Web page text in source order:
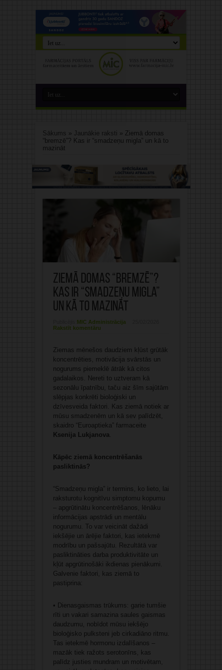
Sākums » Jaunākie raksti » Ziemā domas
“bremzē”? Kas ir “smadzeņu migla” un kā to
mazināt
Ziemā domas “bremzē”?
Kas ir “smadzeņu migla”
un kā to mazināt
MIC Administrācija
Rakstīt komentāru
Ziemas mēnešos daudziem kļūst grūtāk
koncentrēties, motivācija svārstās un
nogurums piemeklē ātrāk kā citos
gadalaikos. Nereti to uztveram kā
sezonālu īpatnību, taču aiz šīm sajūtām
slēpjas konkrēti bioloģiski un
dzīvesveida faktori. Kas ziemā notiek ar
mūsu smadzenēm un kā sev palīdzēt,
skaidro “Euroaptieka” farmaceite
Ksenija Lukjanova
Kāpēc ziemā koncentrēšanās
pasliktinās?
“Smadzeņu migla” ir termins, ko lieto, lai
raksturotu kognitīvu simptomu kopumu
– apgrūtinātu koncentrēšanos, lēnāku
informācijas apstrādi un mentālu
nogurumu. To var veicināt dažādi
iekšējie un ārējie faktori, kas ietekmē
modrību un pašsajūtu. Rezultātā var
pasliktināties darba produktivitāte un
kļūt apgrūtinošāki ikdienas pienākumi.
Galvenie faktori, kas ziemā to
pastiprina:
• Dienasgaismas trūkums: garie tumšie
rīti un vakari samazina saules gaismas
daudzumu, nobīdot mūsu iekšējo
bioloģisko pulksteni jeb cirkadiāno ritmu.
Tas ietekmē hormonu izdalīšanos –
mazāk tiek ražots serotonīns, kas
palīdz justies mundram un motivētam,